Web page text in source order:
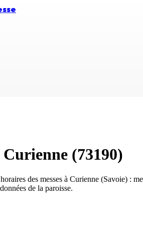
Curienne (73190)
des messes à Curienne (Savoie) :
de la paroisse.